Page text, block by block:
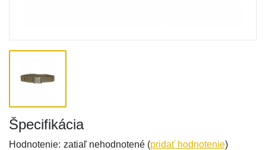
Špecifikácia
Hodnotenie: zatiaľ nehodnotené (pridať hodnotenie)